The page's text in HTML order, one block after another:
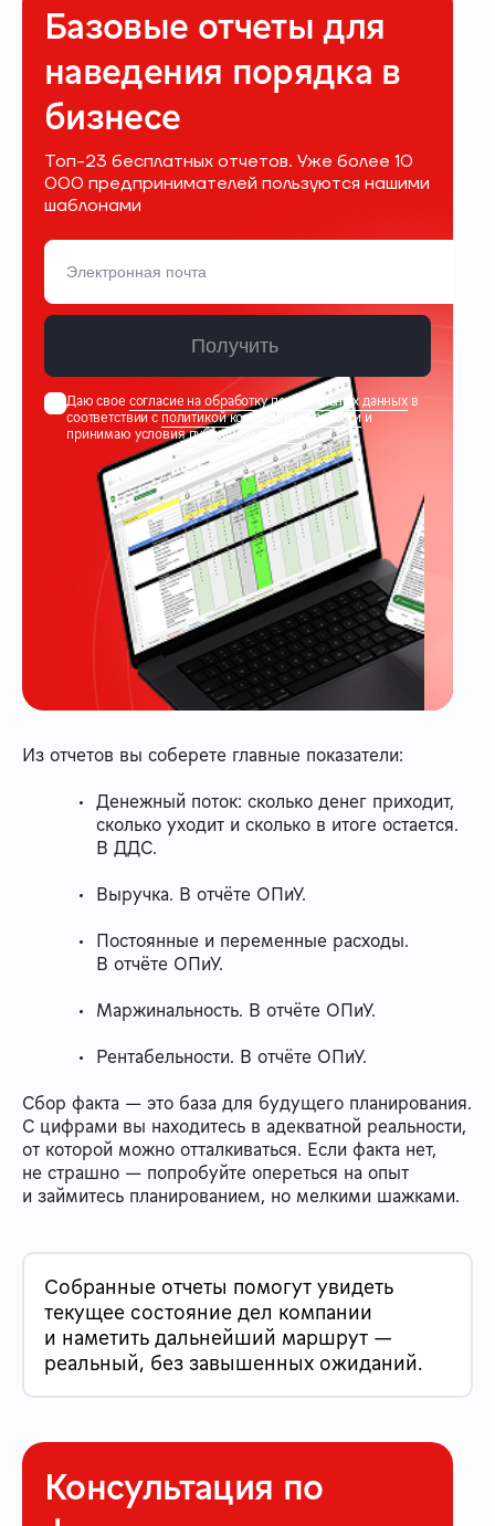
Базовые отчеты для
наведения порядка в
бизнесе
Топ-23 бесплатных отчетов. Уже более 10
000 предпринимателей пользуются нашими
шаблонами
Получить
Даю свое согласие на обработку персональных данных в
соответствии сполитикой конфиденциальностии
принимаю условияпубличной оферты
Из отчетов вы соберете главные показатели:
Денежный поток: сколько денег приходит,
сколько уходит и сколько в итоге остается.
В ДДС.
Выручка. В отчёте ОПиУ.
Постоянные и переменные расходы.
В отчёте ОПиУ.
Маржинальность. В отчёте ОПиУ.
Рентабельности. В отчёте ОПиУ.
Сбор факта — это база для будущего планирования.
С цифрами вы находитесь в адекватной реальности,
от которой можно отталкиваться. Если факта нет,
не страшно — попробуйте опереться на опыт
и займитесь планированием, но мелкими шажками.
Собранные отчеты помогут увидеть
текущее состояние дел компании
и наметить дальнейший маршрут —
реальный, без завышенных ожиданий.
Консультация по